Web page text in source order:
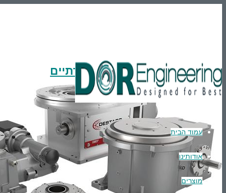
עמוד הבית
אודותינו
מוצרים
DESTACO- פתרונות הינע יצירתיים